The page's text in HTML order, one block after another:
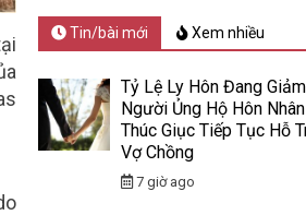
Tin/bài mới Xem nhiều
Tỷ Lệ Ly Hôn Đang
Người Ủng Hộ Hôn
Thúc Giục Tiếp Tục Hỗ
Vợ Chồng
7 giờ ago